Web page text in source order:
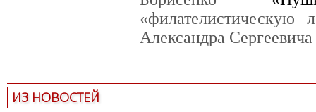
«филателистическую
Александра
ИЗ НОВОСТЕЙ